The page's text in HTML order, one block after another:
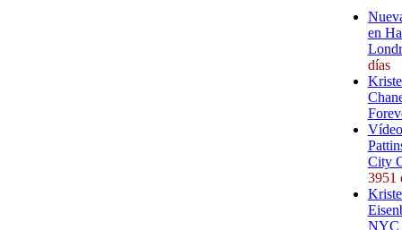
en
días
City
3951
NYC